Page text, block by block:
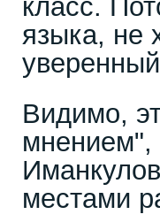
класс.
языка, не
Видимо,
мнением",
местами